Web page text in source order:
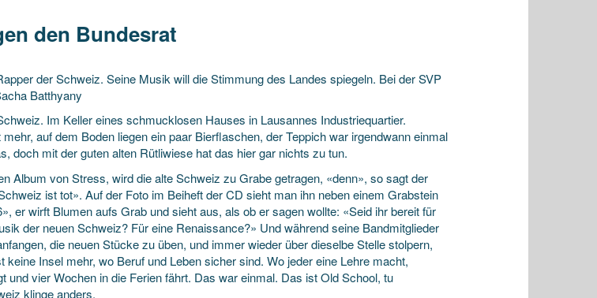
den Bundesrat
der Schweiz. Seine Musik will die Stimmung des Landes spiegeln. Bei der SVP
Batthyany
Im Keller eines schmucklosen Hauses in Lausannes Industriequartier.
auf dem Boden liegen ein paar Bierflaschen, der Teppich war irgendwann einmal
doch mit der guten alten Rütliwiese hat das hier gar nichts zu tun.
Album von Stress, wird die alte Schweiz zu Grabe getragen, «denn», so sagt der
ist tot». Auf der Foto im Beiheft der CD sieht man ihn neben einem Grabstein
er wirft Blumen aufs Grab und sieht aus, als ob er sagen wollte: «Seid ihr bereit für
der neuen Schweiz? Für eine Renaissance?» Und während seine Bandmitglieder
die neuen Stücke zu üben, und immer wieder über dieselbe Stelle stolpern,
Insel mehr, wo Beruf und Leben sicher sind. Wo jeder eine Lehre macht,
und vier Wochen in die Ferien fährt. Das war einmal. Das ist Old School, tu
klinge anders.